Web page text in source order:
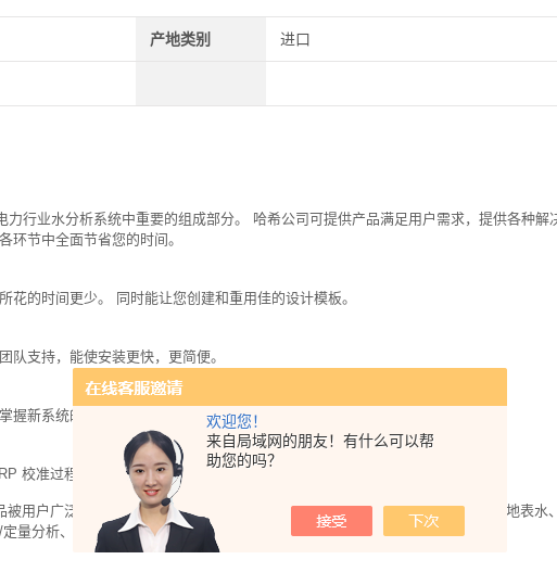
欢迎您！
来自局域网的朋友！有什么可以帮
助您的吗？
产地类别 进口
行业水分析系统中重要的组成部分。 哈希公司可提供产品满足用户需求，提供各种解
环节中全面节省您的时间。
的时间更少。 同时能让您创建和重用佳的设计模板。
队支持，能使安装更快，更简便。
握新系统的使用。
校准过程提供了逐步操作指导。
用户广泛应用于半导体超纯水、制药/电力及其他工业净水、饮用水、地下水、地表水
量分析、现场分析、流动分析测试、在线分析测试